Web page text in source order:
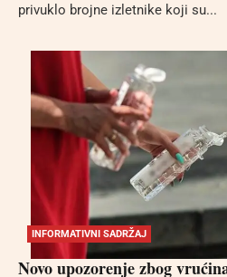
privuklo brojne izletnike koji su...
INFORMATIVNI SADRŽAJ
Novo upozorenje zbog